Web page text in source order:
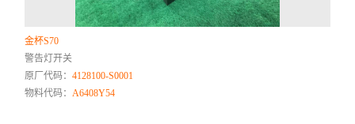
金杯S70
警告灯开关
原厂代码：4128100-S0001
物料代码： A6408Y54